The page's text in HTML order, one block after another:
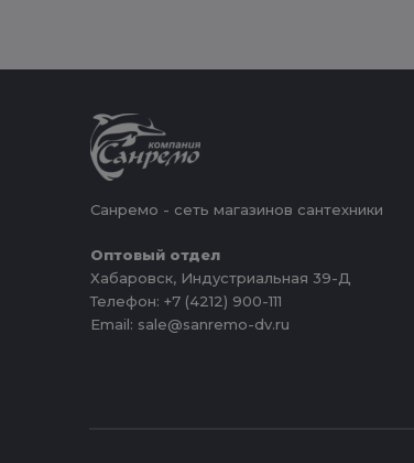
Санремо - сеть магазинов сантехники
Оптовый отдел
Хабаровск, Индустриальная 39-Д
Телефон: +7 (4212) 900-111
Email: sale@sanremo-dv.ru